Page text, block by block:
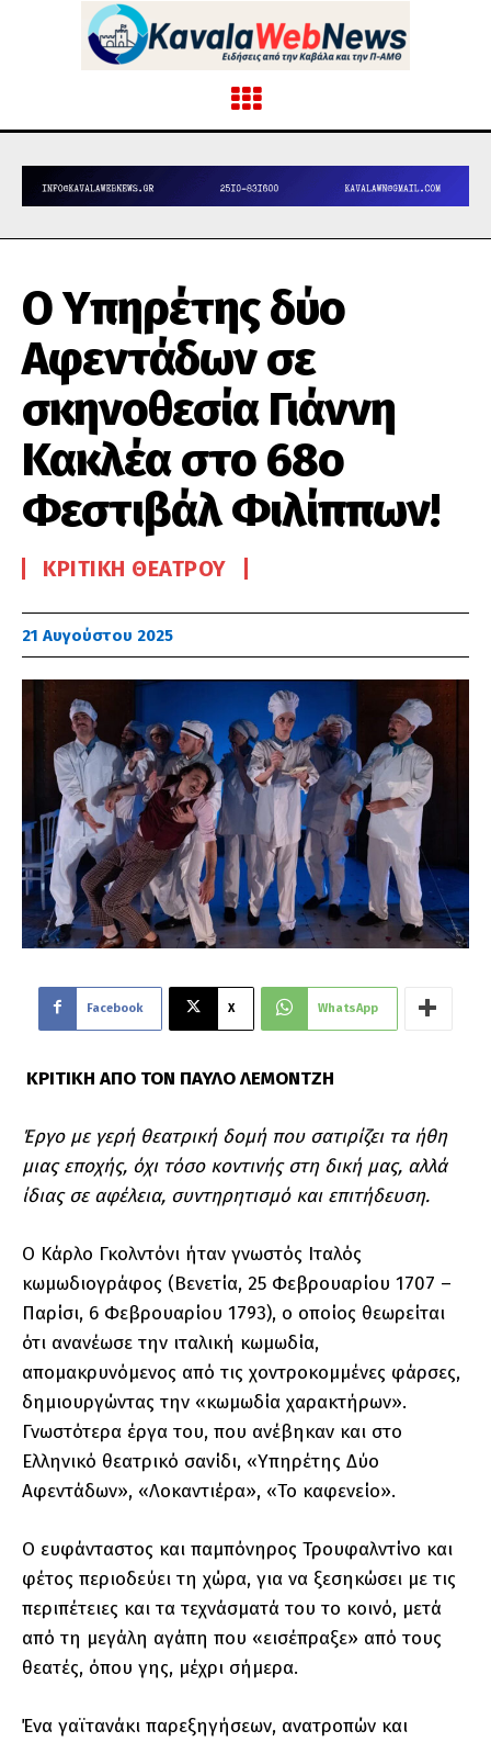
Ο Υπηρέτης δύο
Αφεντάδων σε
σκηνοθεσία Γιάννη
Κακλέα στο 68ο
Φεστιβάλ Φιλίππων!
ΚΡΙΤΙΚΉ ΘΕΆΤΡΟΥ
21 Αυγούστου 2025
Facebook X WhatsApp
ΚΡΙΤΙΚΗ ΑΠΟ ΤΟΝ ΠΑΥΛΟ ΛΕΜΟΝΤΖΗ
Έργο με γερή θεατρική δομή που σατιρίζει τα ήθη
μιας εποχής, όχι τόσο κοντινής στη δική μας, αλλά
ίδιας σε αφέλεια, συντηρητισμό και επιτήδευση.
Ο Κάρλο Γκολντόνι ήταν γνωστός Ιταλός
κωμωδιογράφος (Βενετία, 25 Φεβρουαρίου 1707 –
Παρίσι, 6 Φεβρουαρίου 1793), ο οποίος θεωρείται
ότι ανανέωσε την ιταλική κωμωδία,
απομακρυνόμενος από τις χοντροκομμένες φάρσες,
δημιουργώντας την «κωμωδία χαρακτήρων».
Γνωστότερα έργα του, που ανέβηκαν και στο
Ελληνικό θεατρικό σανίδι, «Υπηρέτης Δύο
Αφεντάδων», «Λοκαντιέρα», «Το καφενείο».
Ο ευφάνταστος και παμπόνηρος Τρουφαλντίνο και
φέτος περιοδεύει τη χώρα, για να ξεσηκώσει με τις
περιπέτειες και τα τεχνάσματά του το κοινό, μετά
από τη μεγάλη αγάπη που «εισέπραξε» από τους
θεατές, όπου γης, μέχρι σήμερα.
Ένα γαϊτανάκι παρεξηγήσεων, ανατροπών και